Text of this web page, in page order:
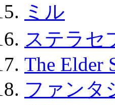
ミル
ステラセ
The Elder
ファンタ